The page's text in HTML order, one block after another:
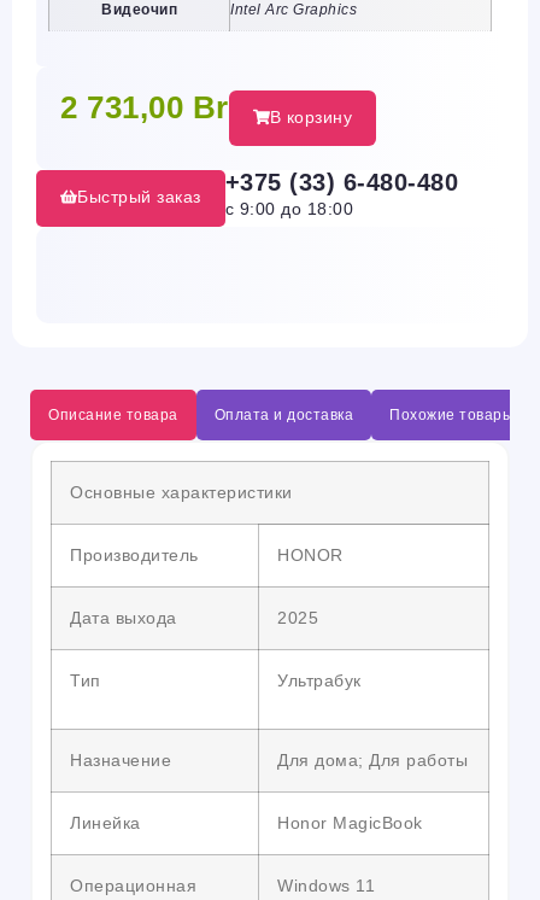
Видеочип Intel Arc Graphics
2 731,00 Br В корзину
Быстрый заказ
+375 (33) 6-480-480
с 9:00 до 18:00
Описание товара Оплата и доставка Похожие товары
Основные характеристики
Производитель HONOR
Дата выхода 2025
Тип Ультрабук
Назначение Для дома; Для работы
Линейка Honor MagicBook
Операционная
Windows 11